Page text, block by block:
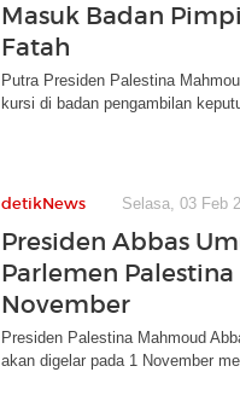
Masuk Badan
Fatah
Putra Presiden Palestina
kursi di badan pengambilan
detikNews Selasa, 03 Feb
Presiden Abbas
Parlemen Palestina
November
Presiden Palestina Mahmoud
akan digelar pada 1 November